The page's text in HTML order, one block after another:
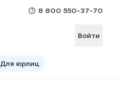
8 800 550-37-70
Войти
Для юрлиц